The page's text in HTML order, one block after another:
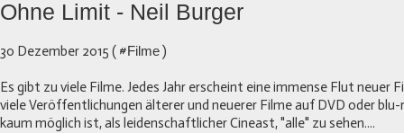
Ohne Limit - Neil Burger
30 Dezember 2015 ( #Filme)
Es gibt zu viele Filme. Jedes Jahr erscheint eine immense Flut neuer
viele Veröffentlichungen älterer und neuerer Filme auf DVD oder blu-
kaum möglich ist, als leidenschaftlicher Cineast, "alle" zu sehen....